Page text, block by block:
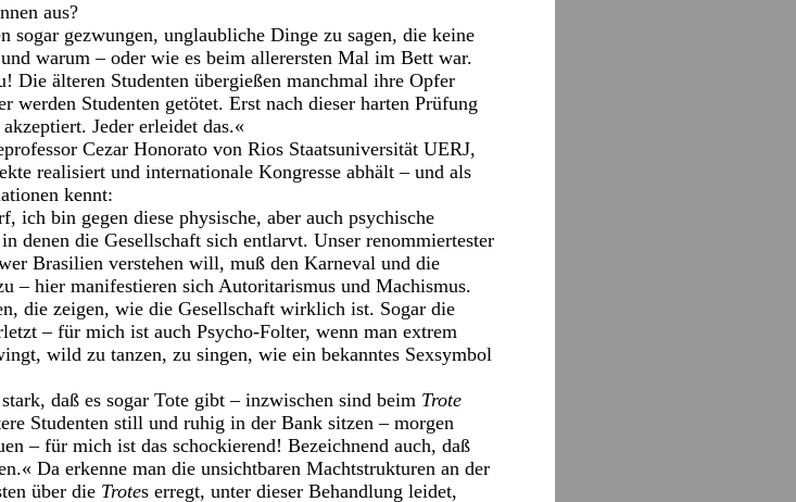
aus?
sogar gezwungen, unglaubliche Dinge zu sagen, die keine
warum – oder wie es beim allerersten Mal im Bett war.
Die älteren Studenten übergießen manchmal ihre Opfer
Studenten getötet. Erst nach dieser harten Prüfung
Jeder erleidet das.«
Cezar Honorato von Rios Staatsuniversität UERJ,
realisiert und internationale Kongresse abhält – und als
kennt:
ich bin gegen diese physische, aber auch psychische
denen die Gesellschaft sich entlarvt. Unser renommiertester
Brasilien verstehen will, muß den Karneval und die
– hier manifestieren sich Autoritarismus und Machismus.
die zeigen, wie die Gesellschaft wirklich ist. Sogar die
– für mich ist auch Psycho-Folter, wenn man extrem
wild zu tanzen, zu singen, wie ein bekanntes Sexsymbol
daß es sogar Tote gibt – inzwischen sind beim Trote
Studenten still und ruhig in der Bank sitzen – morgen
– für mich ist das schockierend! Bezeichnend auch, daß
Da erkenne man die unsichtbaren Machtstrukturen an der
über die Trotes erregt, unter dieser Behandlung leidet,